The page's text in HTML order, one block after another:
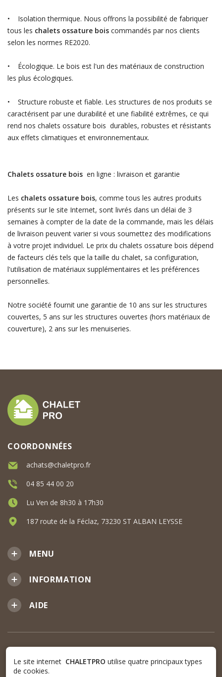
• Isolation thermique. Nous offrons la possibilité de fabriquer
tous les chalets ossature boiscommandés par nos clients
selon les normes RE2020.
• Écologique. Le bois est l'un des matériaux de construction
les plus écologiques.
• Structure robuste et fiable. Les structures de nos produits se
caractérisent par une durabilité et une fiabilité extrêmes, ce qui
rend nos chalets ossature bois durables, robustes et résistants
aux effets climatiques et environnementaux.
Chalets ossature bois en ligne : livraison et garantie
Les chalets ossature bois, comme tous les autres produits
présents sur le site Internet, sont livrés dans un délai de 3
semaines à compter de la date de la commande, mais les délais
de livraison peuvent varier si vous soumettez des modifications
à votre projet individuel. Le prix du chalets ossature bois dépend
de facteurs clés tels que la taille du chalet, sa configuration,
l'utilisation de matériaux supplémentaires et les préférences
personnelles.
Notre société fournit une garantie de 10 ans sur les structures
couvertes, 5 ans sur les structures ouvertes (hors matériaux de
couverture), 2 ans sur les menuiseries.
MENU
INFORMATION
AIDE
COORDONNÉES
achats@chaletpro.fr
04 85 44 00 20
Lu Ven de 8h30 à 17h30
187 route de la Féclaz, 73230 ST ALBAN LEYSSE
Le site internet CHALETPRO utilise quatre principaux types
de cookies.